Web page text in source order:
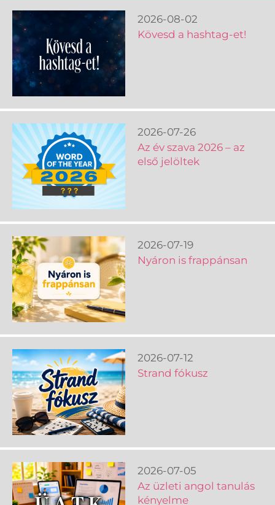
2026-08-02
Kövesd a hashtag-et!
2026-07-26
Az év szava 2026 – az
első jelöltek
2026-07-19
Nyáron is frappánsan
2026-07-12
Strand fókusz
2026-07-05
Az üzleti angol tanulás
kényelme